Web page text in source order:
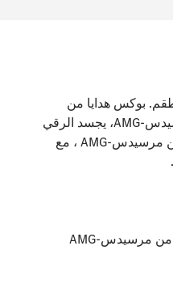
بوكس هدايا من
بلومنغ بوكس، مصمم حصريًا لمرسيدس-AMG، يجسد الرقي
الأبدي يحتوية مستلزمات مكتبيه من مرسيدس-AMG ، مع